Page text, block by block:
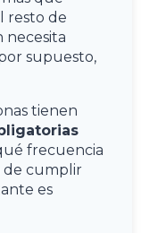
resto de
necesita
supuesto,
tienen
frecuencia
de cumplir
es